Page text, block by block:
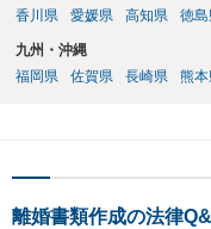
香川県
愛媛県 高知県 徳島
九州・沖縄
福岡県
佐賀県 長崎県 熊本
離婚書類作成の法律